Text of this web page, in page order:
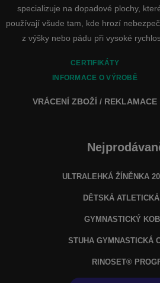
specializuje na dopadové plochy,
používají všude tam, kde hrozí
z výšky nebo pádu při vysoké
CERTIFIKÁTY
INFORMACE O VÝROBĚ
VRÁCENÍ ZBOŽÍ / REKLAMACE
ULTRALEHKÁ ŽÍNĚNKA
DĚTSKÁ
GYMNASTICKÝ
STUHA GYMNASTICKÁ
RINOSET®